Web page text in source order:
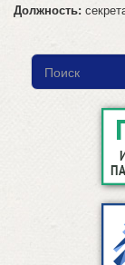
Должность:
Форма
поиска